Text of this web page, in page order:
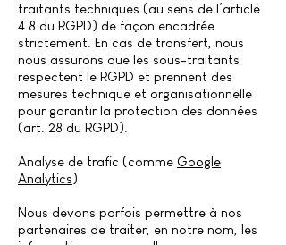
traitants techniques (au sens de l’article
4.8 du RGPD) de façon encadrée
strictement. En cas de transfert, nous
nous assurons que les sous-traitants
respectent le RGPD et prennent des
mesures technique et organisationnelle
pour garantir la protection des données
(art. 28 du RGPD).
Analyse de trafic (comme Google
Analytics)
Nous devons parfois permettre à nos
partenaires de traiter, en notre nom, les